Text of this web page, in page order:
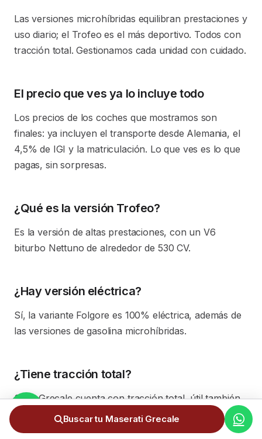
Las versiones microhíbridas equilibran prestaciones y
uso diario; el Trofeo es el más deportivo. Todos con
tracción total. Gestionamos cada unidad con cuidado.
El precio que ves ya lo incluye todo
Los precios de los coches que mostramos son
finales: ya incluyen el transporte desde Alemania, el
4,5% de IGI y la matriculación. Lo que ves es lo que
pagas, sin sorpresas.
¿Qué es la versión Trofeo?
Es la versión de altas prestaciones, con un V6
biturbo Nettuno de alrededor de 530 CV.
¿Hay versión eléctrica?
Sí, la variante Folgore es 100% eléctrica, además de
las versiones de gasolina microhíbridas.
¿Tiene tracción total?
Sí, el Grecale cuenta con tracción total, útil también
en montaña y nieve.Buscar tu Maserati Grecale